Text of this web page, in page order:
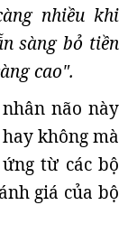
nhiều khi
sàng bỏ tiền
cao".
não này
không mà
từ các bộ
giá của bộ